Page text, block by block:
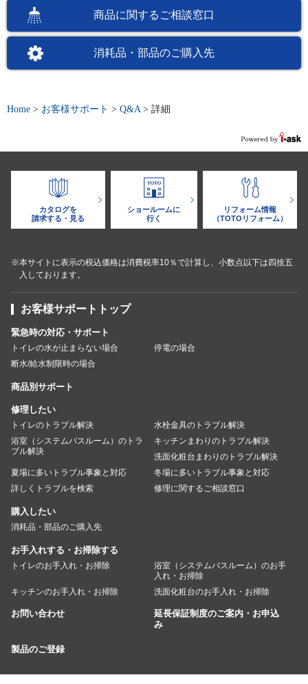
商品に関するご相談窓口
消耗品・部品のご購入先
Home > お客様サポート > Q&A > 詳細
カタログを
請求する・見る
ショールームに
行く
リフォーム情報
（TOTOリフォーム）
※本サイトに表示の税込価格は消費税率10％で計算し、小数点以下は四捨五
入しております。
お客様サポートトップ
緊急時の対応・サポート
トイレの水が止まらない場合
停電の場合
断水/給水制限時の場合
商品別サポート
修理したい
トイレのトラブル解決
水栓金具のトラブル解決
浴室（システムバスルーム）のトラ
ブル解決
キッチンまわりのトラブル解決
洗面化粧台まわりのトラブル解決
夏場に多いトラブル事象と対応
冬場に多いトラブル事象と対応
詳しくトラブルを検索
修理に関するご相談窓口
購入したい
消耗品・部品のご購入先
お手入れする・お掃除する
トイレのお手入れ・お掃除
浴室（システムバスルーム）のお手
入れ・お掃除
キッチンのお手入れ・お掃除
洗面化粧台のお手入れ・お掃除
お問い合わせ
延長保証制度のご案内・お申込
み
製品のご登録